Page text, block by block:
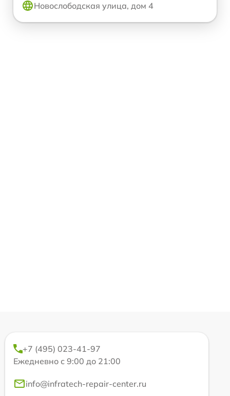
Новослободская улица, дом 4
+7 (495) 023-41-97
Ежедневно с 9:00 до 21:00
info@infratech-repair-center.ru